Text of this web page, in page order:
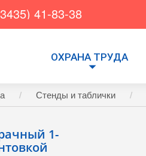
41-83-38
ОХРАНА ТРУДА
Стенды и таблички
1-